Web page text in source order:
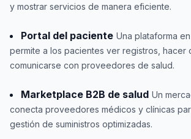
y mostrar servicios de manera eficiente.
Portal del paciente Una plataforma
permite a los pacientes ver registros, hacer
comunicarse con proveedores de salud.
Marketplace B2B de salud Un
conecta proveedores médicos y clínicas
gestión de suministros optimizadas.